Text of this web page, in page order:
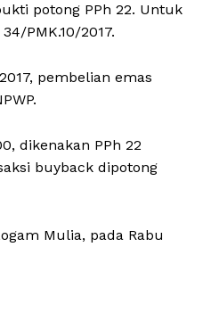
potong PPh 22. Untuk
PMK.10/2017.
pembelian emas
dikenakan PPh 22
buyback dipotong
Mulia, pada Rabu